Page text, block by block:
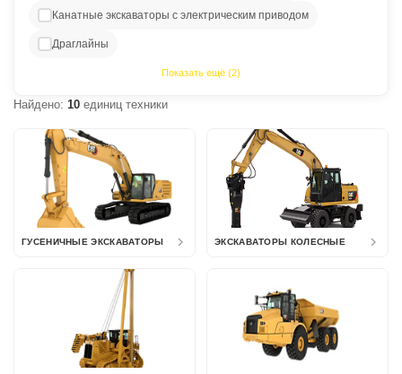
Канатные экскаваторы с электрическим приводом
Драглайны
Показать ещё (2)
Найдено: 10 единиц техники
ГУСЕНИЧНЫЕ ЭКСКАВАТОРЫ ЭКСКАВАТОРЫ КОЛЕСНЫЕ